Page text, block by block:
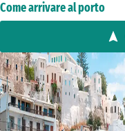
Come arrivare al porto